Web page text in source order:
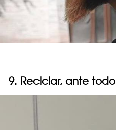
9. Reciclar, ante todo